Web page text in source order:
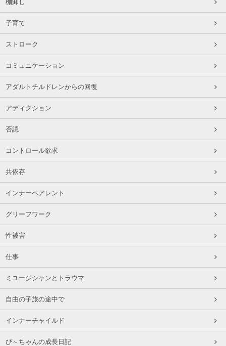
棚卸し
子育て
ストローク
コミュニケーション
アダルトチルドレンからの回復
アディクション
否認
コントロール欲求
共依存
インナーペアレント
グリーフワーク
性被害
仕事
ミユージシャンとトラウマ
自由の子旅の途中で
インナーチャイルド
ぴ～ちゃんの成長日記